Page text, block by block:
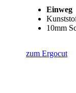
Einweg
10mm
zum Ergocut